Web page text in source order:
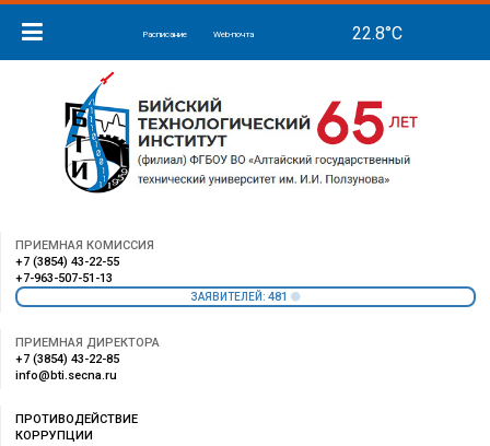
Расписание Web-почта
ПРИЕМНАЯ КОМИССИЯ
+7 (3854) 43-22-55
+7-963-507-51-13
ЗАЯВИТЕЛЕЙ: 481
ПРИЕМНАЯ ДИРЕКТОРА
+7 (3854) 43-22-85
info@bti.secna.ru
ПРОТИВОДЕЙСТВИЕ
КОРРУПЦИИ